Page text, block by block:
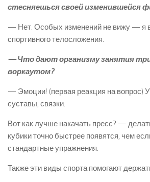
стесняешься своей изменившейся
— Нет. Особых изменений не вижу — я
спортивного телосложения.
— Что дают организму занятия
воркаутом?
— Эмоции! (первая реакция на вопрос)
суставы, связки.
Вот как лучше накачать пресс? —
кубики точно быстрее появятся, чем
стандартные упражнения.
Также эти виды спорта помогают